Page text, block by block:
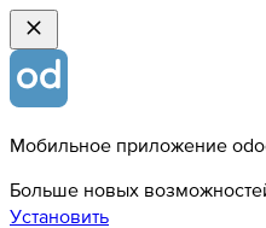
Мобильное приложение
Больше новых
Установить